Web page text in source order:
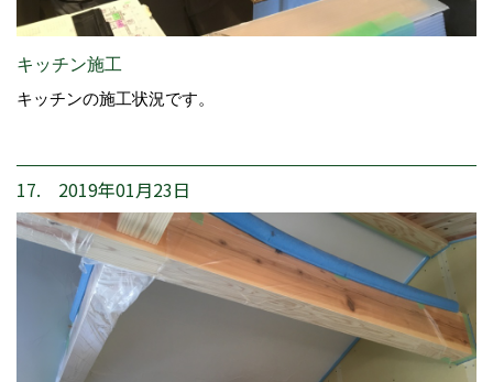
キッチン施工
キッチンの施工状況です。
17. 2019年01月23日